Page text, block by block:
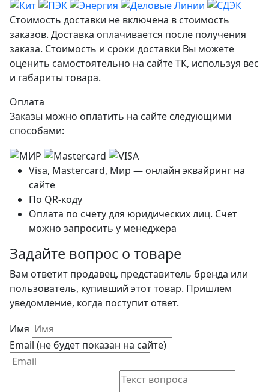
Стоимость доставки не включена в стоимость
заказов. Доставка оплачивается после получения
заказа. Стоимость и сроки доставки Вы можете
оценить самостоятельно на сайте ТК, используя вес
и габариты товара.
Оплата
Заказы можно оплатить на сайте следующими
способами:
Visa, Mastercard, Мир — онлайн эквайринг на
сайте
По QR-коду
Оплата по счету для юридических лиц. Счет
можно запросить у менеджера
Задайте вопрос о товаре
Вам ответит продавец, представитель бренда или
пользователь, купивший этот товар. Пришлем
уведомление, когда поступит ответ.
Имя
Email (не будет показан на сайте)